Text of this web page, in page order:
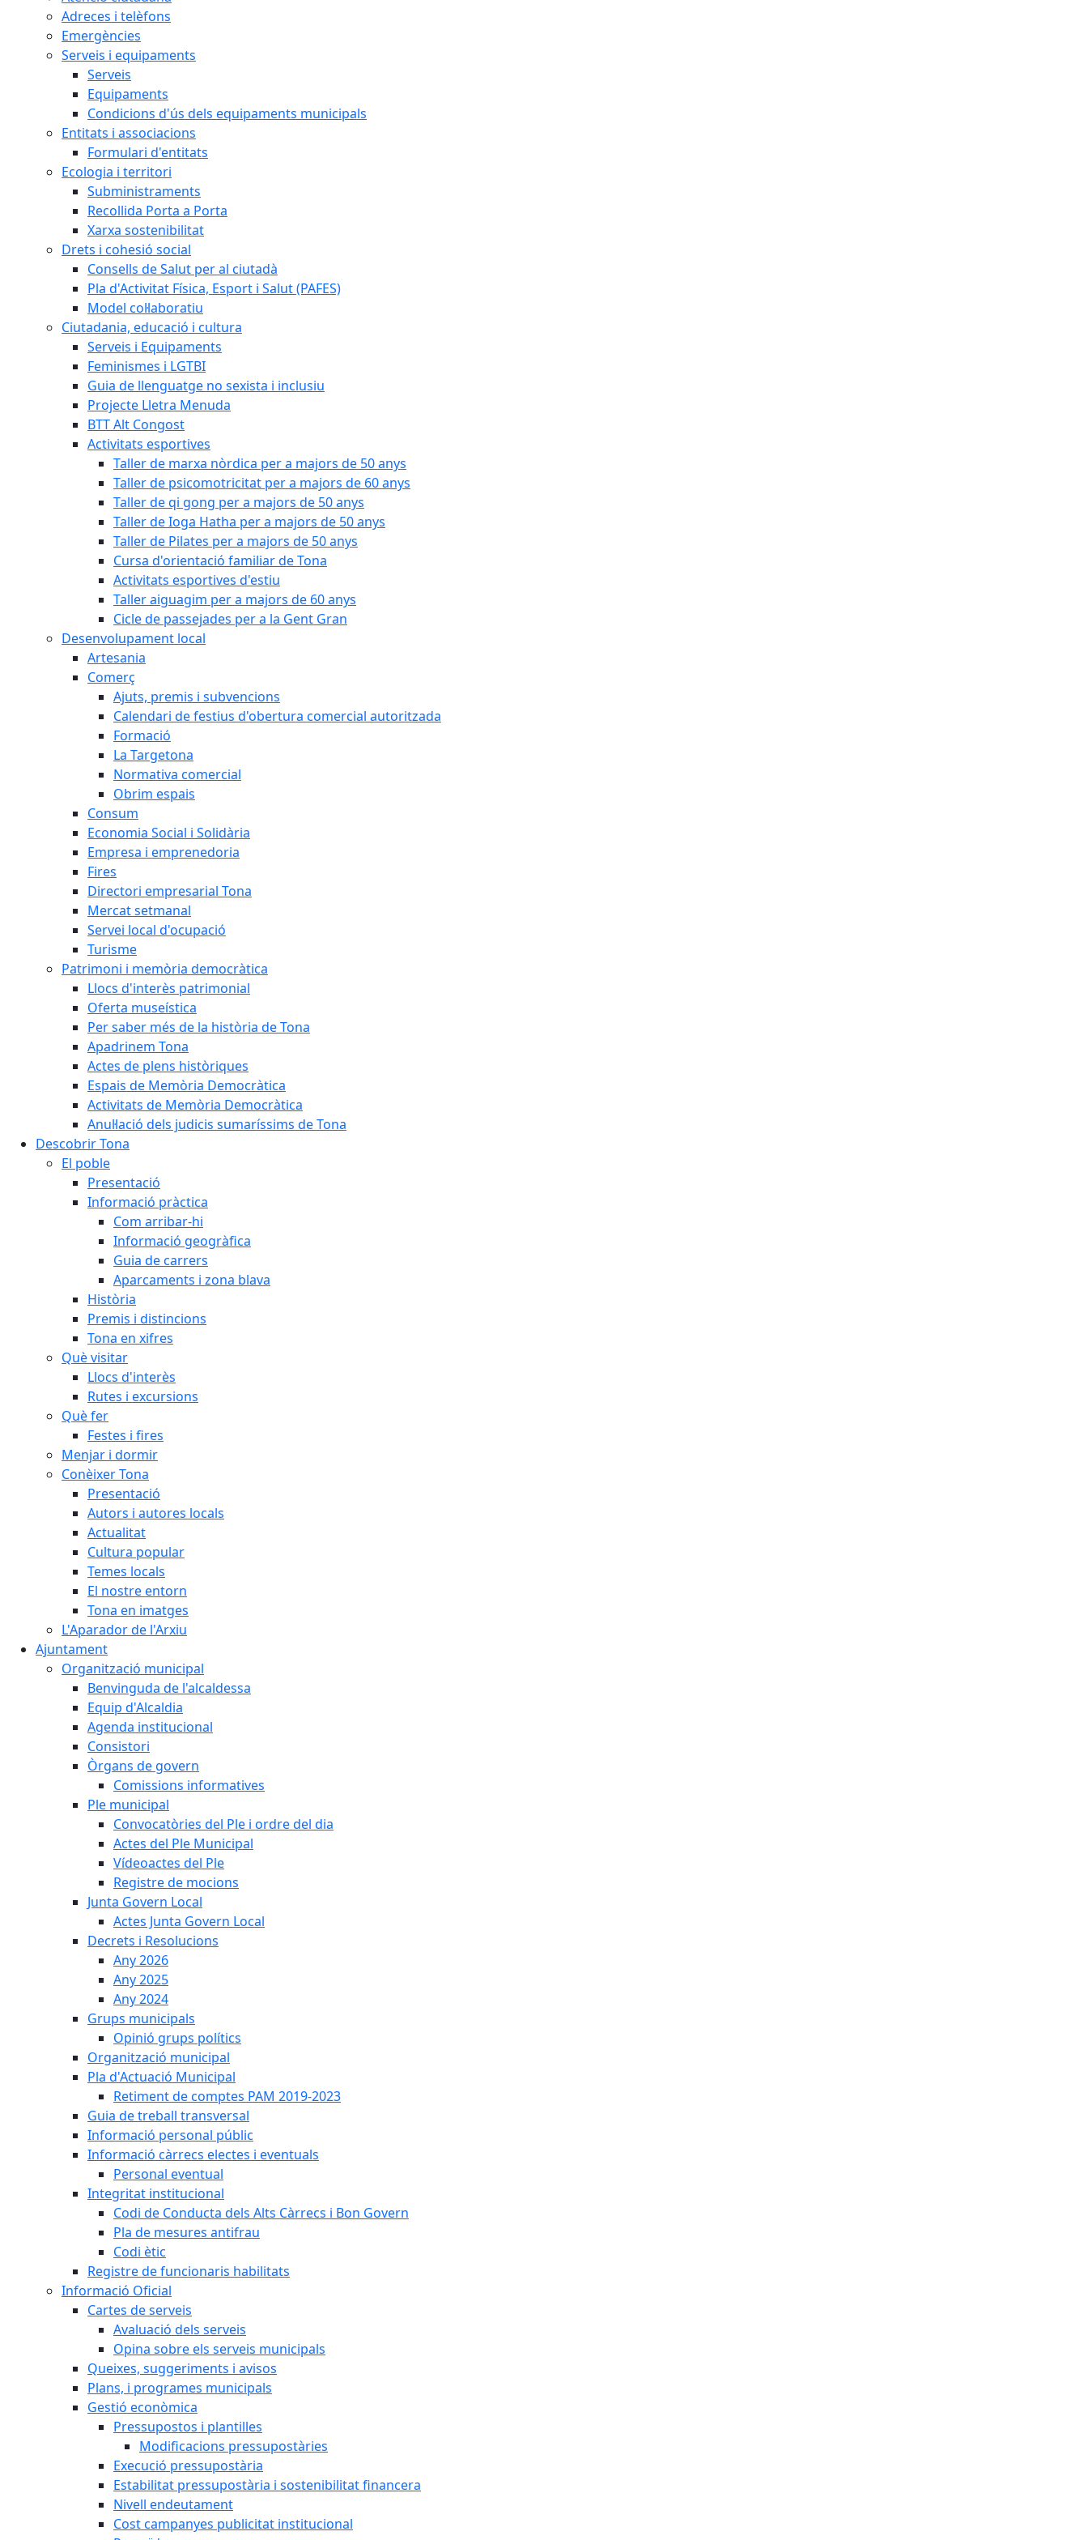
Adreces i telèfons
Emergències
Serveis i equipaments
Serveis
Equipaments
Condicions d'ús dels equipaments municipals
Entitats i associacions
Formulari d'entitats
Ecologia i territori
Subministraments
Recollida Porta a Porta
Xarxa sostenibilitat
Drets i cohesió social
Consells de Salut per al ciutadà
Pla d'Activitat Física, Esport i Salut (PAFES)
Model col·laboratiu
Ciutadania, educació i cultura
Serveis i Equipaments
Feminismes i LGTBI
Guia de llenguatge no sexista i inclusiu
Projecte Lletra Menuda
BTT Alt Congost
Activitats esportives
Taller de marxa nòrdica per a majors de 50 anys
Taller de psicomotricitat per a majors de 60 anys
Taller de qi gong per a majors de 50 anys
Taller de Ioga Hatha per a majors de 50 anys
Taller de Pilates per a majors de 50 anys
Cursa d'orientació familiar de Tona
Activitats esportives d'estiu
Taller aiguagim per a majors de 60 anys
Cicle de passejades per a la Gent Gran
Desenvolupament local
Artesania
Comerç
Ajuts, premis i subvencions
Calendari de festius d'obertura comercial autoritzada
Formació
La Targetona
Normativa comercial
Obrim espais
Consum
Economia Social i Solidària
Empresa i emprenedoria
Fires
Directori empresarial Tona
Mercat setmanal
Servei local d'ocupació
Turisme
Patrimoni i memòria democràtica
Llocs d'interès patrimonial
Oferta museística
Per saber més de la història de Tona
Apadrinem Tona
Actes de plens històriques
Espais de Memòria Democràtica
Activitats de Memòria Democràtica
Anul·lació dels judicis sumaríssims de Tona
Descobrir Tona
El poble
Presentació
Informació pràctica
Com arribar-hi
Informació geogràfica
Guia de carrers
Aparcaments i zona blava
Història
Premis i distincions
Tona en xifres
Què visitar
Llocs d'interès
Rutes i excursions
Què fer
Festes i fires
Menjar i dormir
Conèixer Tona
Presentació
Autors i autores locals
Actualitat
Cultura popular
Temes locals
El nostre entorn
Tona en imatges
L'Aparador de l'Arxiu
Ajuntament
Organització municipal
Benvinguda de l'alcaldessa
Equip d'Alcaldia
Agenda institucional
Consistori
Òrgans de govern
Comissions informatives
Ple municipal
Convocatòries del Ple i ordre del dia
Actes del Ple Municipal
Vídeoactes del Ple
Registre de mocions
Junta Govern Local
Actes Junta Govern Local
Decrets i Resolucions
Any 2026
Any 2025
Any 2024
Grups municipals
Opinió grups polítics
Organització municipal
Pla d'Actuació Municipal
Retiment de comptes PAM 2019-2023
Guia de treball transversal
Informació personal públic
Informació càrrecs electes i eventuals
Personal eventual
Integritat institucional
Codi de Conducta dels Alts Càrrecs i Bon Govern
Pla de mesures antifrau
Codi ètic
Registre de funcionaris habilitats
Informació Oficial
Cartes de serveis
Avaluació dels serveis
Opina sobre els serveis municipals
Queixes, suggeriments i avisos
Plans, i programes municipals
Gestió econòmica
Pressupostos i plantilles
Modificacions pressupostàries
Execució pressupostària
Estabilitat pressupostària i sostenibilitat financera
Nivell endeutament
Cost campanyes publicitat institucional